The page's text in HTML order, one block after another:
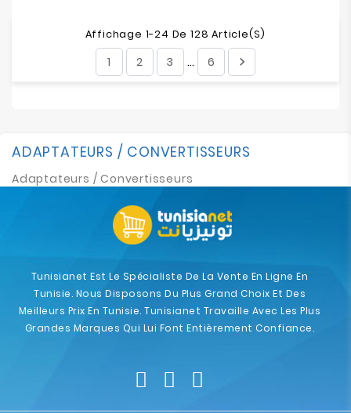
Affichage 1-24 De 128 Article(s)
1 2 3 … 6 
ADAPTATEURS / CONVERTISSEURS
Adaptateurs / Convertisseurs
Tunisianet Est Le Spécialiste De La Vente En Ligne En
Tunisie. Nous Disposons Du Plus Grand Choix Et Des
Meilleurs Prix En Tunisie. Tunisianet Travaille Avec Les Plus
Grandes Marques Qui Lui Font Entièrement Confiance.